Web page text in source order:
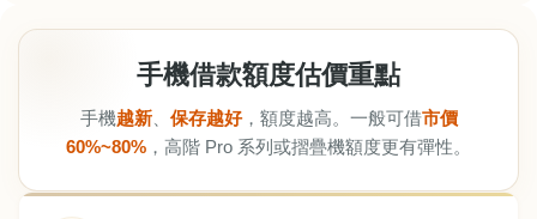
手機借款額度估價重點
手機越新、 保存越好，額度越高。一般可借市價
60%~80% ，高階 Pro 系列或摺疊機額度更有彈性。